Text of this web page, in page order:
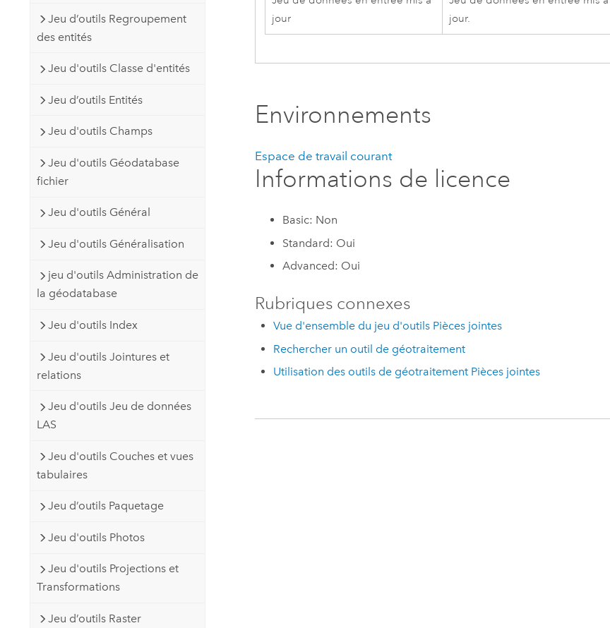
Jeu d’outils Regroupement
des entités
Jeu d'outils Classe d'entités
Jeu d’outils Entités
Jeu d'outils Champs
Jeu d'outils Géodatabase
fichier
Jeu d'outils Général
Jeu d'outils Généralisation
jeu d'outils Administration de
la géodatabase
Jeu d'outils Index
Jeu d'outils Jointures et
relations
Jeu d'outils Jeu de données
LAS
Jeu d'outils Couches et vues
tabulaires
Jeu d’outils Paquetage
Jeu d'outils Photos
Jeu d'outils Projections et
Transformations
Jeu d’outils Raster
jour
jour.
Environnements
Espace de travail courant
Informations de licence
Basic: Non
Standard: Oui
Advanced: Oui
Rubriques connexes
Vue d'ensemble du jeu d'outils Pièces jointes
Rechercher un outil de géotraitement
Utilisation des outils de géotraitement Pièces jointes